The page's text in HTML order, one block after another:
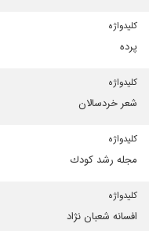
کلیدواژه
پرده
کلیدواژه
شعر خردسالان
کلیدواژه
مجله رشد كودك
کلیدواژه
افسانه شعبان نژاد